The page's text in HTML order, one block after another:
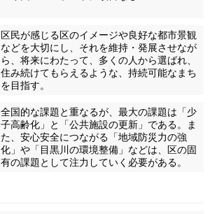
区民が感じる区のイメージや良好な都市景観
などを大切にし、それを維持・発展させなが
ら、将来にわたって、多くの人から選ばれ、
住み続けてもらえるような、持続可能なまち
を目指す。
全国的な課題と重なるが、最大の課題は「少
子高齢化」と「公共施設の更新」である。ま
た、安心安全につながる「地域防災力の強
化」や「目黒川の環境整備」などは、区の固
有の課題として注力していく必要がある。